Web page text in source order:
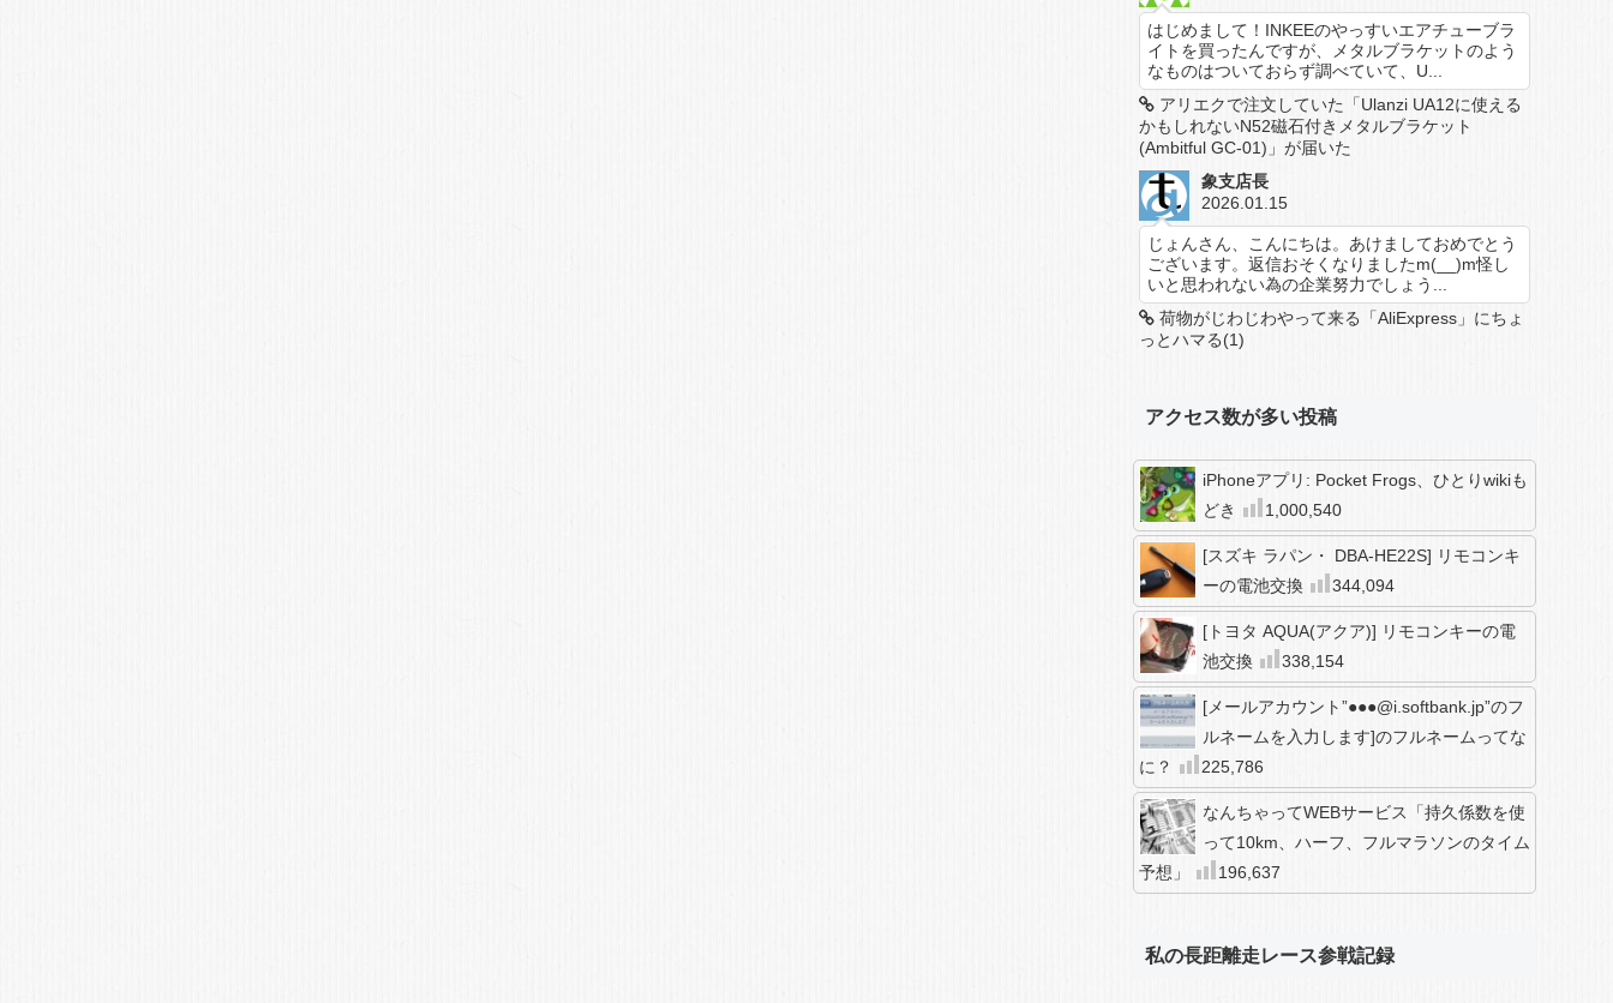
はじめまして！INKEEのやっすいエアチューブラ
イトを買ったんですが、メタルブラケットのよう
なものはついておらず調べていて、U...
アリエクで注文していた「Ulanzi UA12に使える
かもしれないN52磁石付きメタルブラケット
(Ambitful GC-01)」が届いた
象支店長
2026.01.15
じょんさん、こんにちは。あけましておめでとう
ございます。返信おそくなりましたm(__)m怪し
いと思われない為の企業努力でしょう...
荷物がじわじわやって来る「AliExpress」にちょ
っとハマる(1)
アクセス数が多い投稿
iPhoneアプリ: Pocket Frogs、ひとりwikiも
どき
1,000,540
[スズキ ラパン・ DBA-HE22S] リモコンキ
ーの電池交換
344,094
[トヨタ AQUA(アクア)] リモコンキーの電
池交換
338,154
[メールアカウント”●●●@i.softbank.jp”のフ
ルネームを入力します]のフルネームってな
に？
225,786
なんちゃってWEBサービス「持久係数を使
って10km、ハーフ、フルマラソンのタイム
予想」
196,637
私の長距離走レース参戦記録